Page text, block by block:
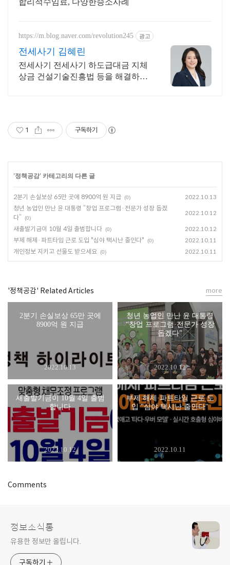
https://m.blog.naver.com/revolution245 광고
전세사기 김혜린
전세사기 전세사기 하도급대금 지체
상금 건설기술진흥법 등을 해결하는
1 구독하기
'정책공감' 카테고리의 다른 글
2분기 손실보상 65만 곳에 8900억 원 지급 (0) 2022.10.13
청년 농업인 만난 윤 대통령 “창업 프로그램·전문가 성장 돕겠
다”
(0)
2022.10.12
새출발기금이 10월 4일 출범합니다 (0) 2022.10.12
부제 해제·파트타임 근로 도입 "심야 택시난 줄인다" (0) 2022.10.11
개인정보 지키고 선물도 받으세요 (0) 2022.10.11
'정책공감' Related Articles
2분기 손실보상 65만 곳에
8900억 원 지급
2022.10.13
청년 농업인 만난 윤 대통령
“창업 프로그램·전문가 성장
돕겠다”
2022.10.12
새출발기금이 10월 4일 출범
합니다
2022.10.12
부제 해제·파트타임 근로 도
입 "심야 택시난 줄인다"
2022.10.11
more
Comments
정보소식통
유용한 정보만 올립니다.
구독하기